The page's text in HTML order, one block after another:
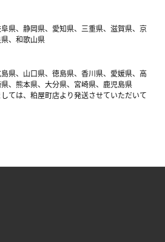
県、静岡県、愛知県、三重県、滋賀県、京
、和歌山県
県、山口県、徳島県、香川県、愛媛県、高
、熊本県、大分県、宮崎県、鹿児島県
ては、粕屋町店より発送させていただいて